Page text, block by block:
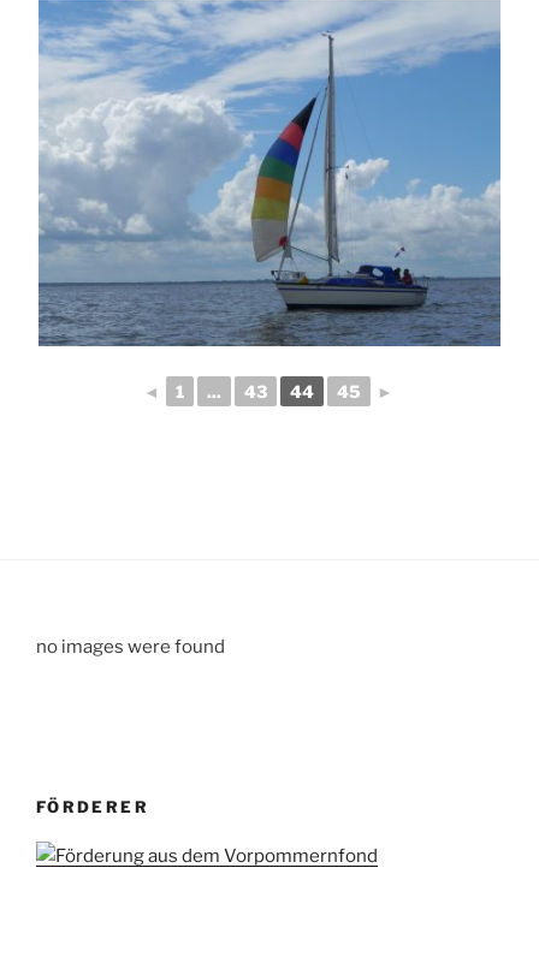
◄ 1 ... 43 44 45 ►
no images were found
FÖRDERER